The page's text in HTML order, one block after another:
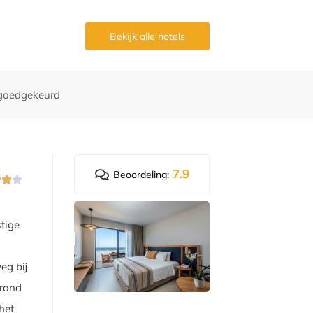
Bekijk alle hotels

bij
Beoordeling: 7.9